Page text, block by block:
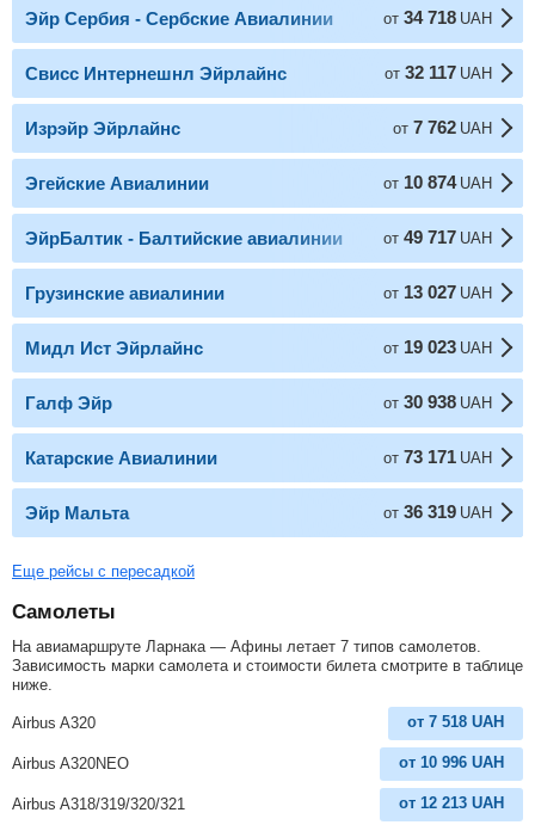
Эйр Сербия - Сербские Авиалинии от 34 718 UAH
Свисс Интернешнл Эйрлайнс от 32 117 UAH
Изрэйр Эйрлайнc от 7 762 UAH
Эгейские Авиалинии от 10 874 UAH
ЭйрБалтик - Балтийские авиалинии от 49 717 UAH
Грузинские авиалинии от 13 027 UAH
Мидл Ист Эйрлайнс от 19 023 UAH
Галф Эйр от 30 938 UAH
Катарские Авиалинии от 73 171 UAH
Эйр Мальта от 36 319 UAH
Еще рейсы с пересадкой
Самолеты
На авиамаршруте Ларнака — Афины летает 7 типов самолетов.
Зависимость марки самолета и стоимости билета смотрите в таблице
ниже.
Airbus A320 от 7 518 UAH
Airbus A320NEO от 10 996 UAH
Airbus A318/319/320/321 от 12 213 UAH